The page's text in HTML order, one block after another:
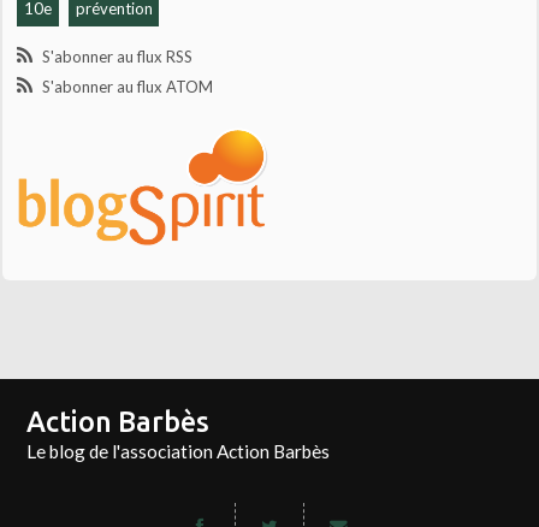
10e prévention
S'abonner au flux RSS
S'abonner au flux ATOM
Action Barbès
Le blog de l'association Action Barbès